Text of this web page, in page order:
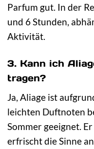
Parfum gut. In der
und 6 Stunden,
Aktivität.
3. Kann ich
tragen?
Ja, Aliage ist
leichten Duftnoten
Sommer geeignet.
erfrischt die Sinne